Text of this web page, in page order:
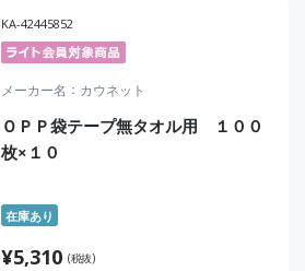
KA-42445852
メーカー名 カウネット
ＯＰＰ袋テープ無タオル用 １００
枚×１０
在庫あり
¥5,310 (税抜)